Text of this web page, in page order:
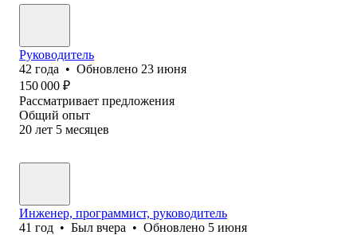
Руководитель
42 года • Обновлено 23 июня
150 000 ₽
Рассматривает предложения
Общий опыт
20 лет 5 месяцев
Инженер, программист, руководитель
41 год • Был вчера • Обновлено 5 июня